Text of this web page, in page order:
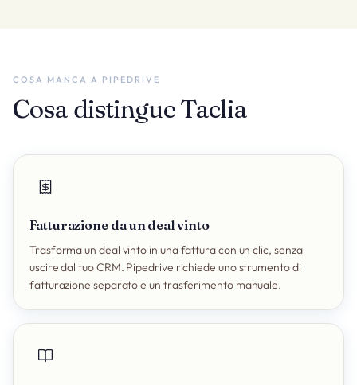
COSA MANCA A PIPEDRIVE
Cosa distingue Taclia
Fatturazione da un deal vinto
Trasforma un deal vinto in una fattura con un clic, senza
uscire dal tuo CRM. Pipedrive richiede uno strumento di
fatturazione separato e un trasferimento manuale.